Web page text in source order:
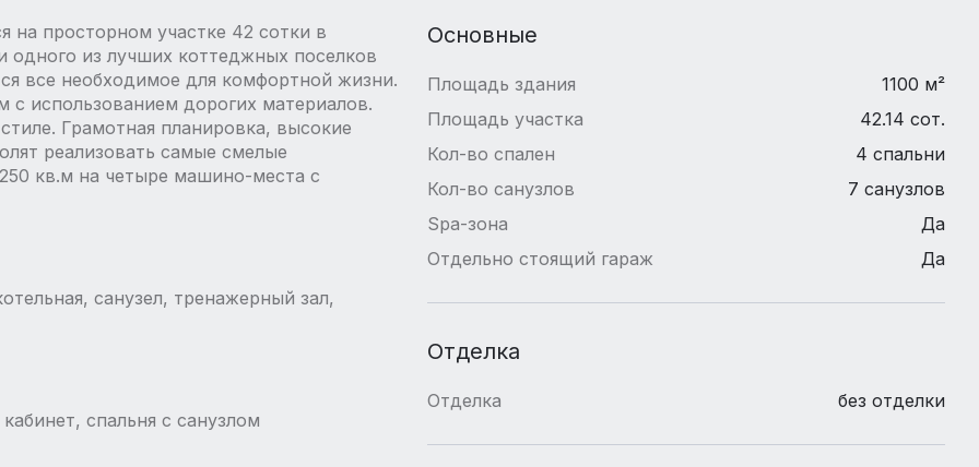
на просторном участке 42 сотки в
одного из лучших коттеджных поселков
все необходимое для комфортной жизни.
использованием дорогих материалов.
Грамотная планировка, высокие
реализовать самые смелые
кв.м на четыре машино-места с
санузел, тренажерный зал,
спальня с санузлом
Основные
Площадь здания
1100 м²
Площадь участка
42.14 сот.
Кол-во спален
4 спальни
Кол-во санузлов
7 санузлов
Spa-зона
Да
Отдельно стоящий гараж
Да
Отделка
Отделка без отделки